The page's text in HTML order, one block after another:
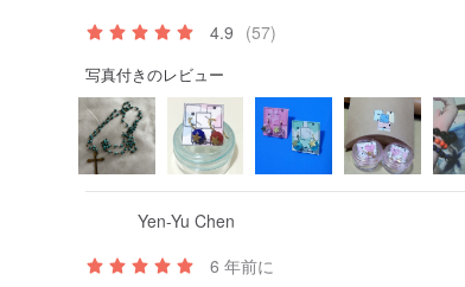
4.9 (57)
写真付きのレビュー
Yen-Yu Chen
6 年前に